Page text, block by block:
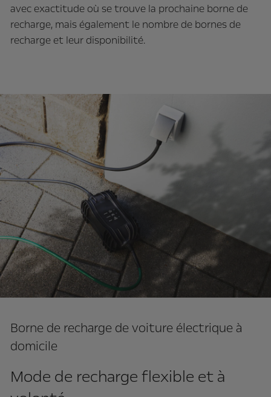
avec exactitude où se trouve la prochaine borne de
recharge, mais également le nombre de bornes de
recharge et leur disponibilité.
Borne de recharge de voiture électrique à
domicile
Mode de recharge flexible et à